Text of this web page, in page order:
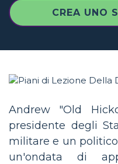
CREA UNO
Andrew "Old
presidente degli
militare e un
un'ondata di